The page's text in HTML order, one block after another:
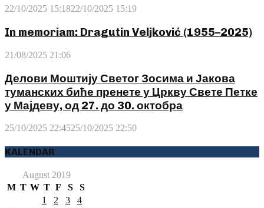
22/10/2025 15:1822/10/2025 15:19
In memoriam: Dragutin Veljković (1955–2025)
21/08/2025 21:06
Делови Моштију Светог Зосима и Јакова
туманских биће пренете у Цркву Свете Петке
у Мајдеву, од 27. до 30. октобра
25/10/2025 22:4525/10/2025 22:50
KALENDAR
August 2019
M T W T F S
S
1
2 3
4